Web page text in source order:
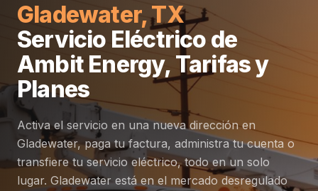
Gladewater, TX
Servicio Eléctrico de
Ambit Energy, Tarifas y
Planes
Activa el servicio en una nueva dirección en
Gladewater, paga tu factura, administra tu cuenta o
transfiere tu servicio eléctrico, todo en un solo
lugar. Gladewater está en el mercado desregulado